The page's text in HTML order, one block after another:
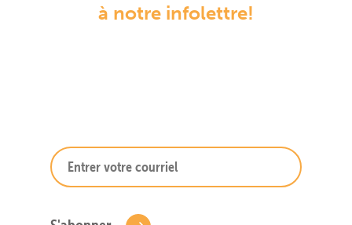
à notre infolettre!